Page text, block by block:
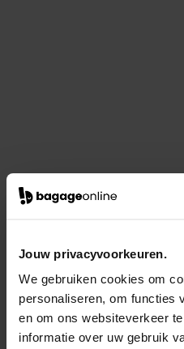
Jouw privacyvoorkeuren.
We gebruiken cookies om
personaliseren, om functies
en om ons websiteverkeer
informatie over uw gebruik